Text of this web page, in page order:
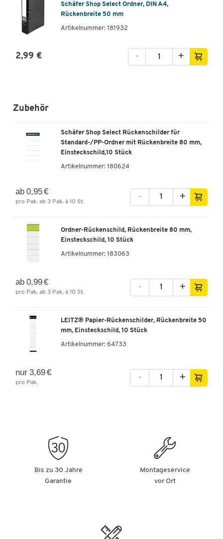
Schäfer Shop Select Ordner, DIN A4,
Rückenbreite 50 mm
Artikelnummer: 181932
2,99 € +
-
Zubehör
Schäfer Shop Select Rückenschilder für
Standard-/PP-Ordner mit Rückenbreite 80 mm,
Einsteckschild,10 Stück
Artikelnummer: 180624
ab 0,95 €
pro Pak. ab 3 Pak. à 10 St.
- +
Ordner-Rückenschild, Rückenbreite 80 mm,
Einsteckschild, 10 Stück
Artikelnummer: 183063
ab 0,99 €
pro Pak. ab 3 Pak. à 10 St.
- +
LEITZ® Papier-Rückenschilder, Rückenbreite 50
mm, Einsteckschild, 10 Stück
Artikelnummer: 64733
nur 3,69 €
pro Pak.
- +
Bis zu 30 Jahre
Garantie
Montageservice
vor Ort